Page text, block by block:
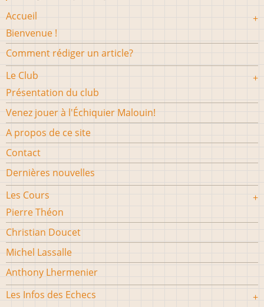
Accueil
Bienvenue !
Comment rédiger un article?
Le Club
Présentation du club
Venez jouer à l'Échiquier Malouin!
A propos de ce site
Contact
Dernières nouvelles
Les Cours
Pierre Théon
Christian Doucet
Michel Lassalle
Anthony Lhermenier
Les Infos des Echecs